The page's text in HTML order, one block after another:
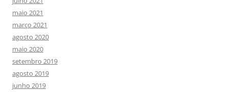
maio 2021
março 2021
agosto 2020
maio 2020
setembro 2019
agosto 2019
junho 2019